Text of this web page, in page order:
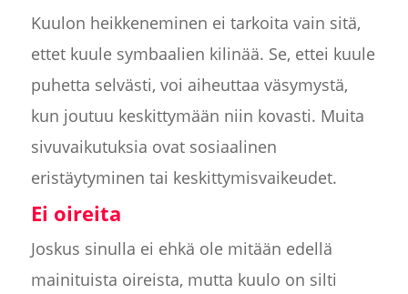
Kuulon heikkeneminen ei tarkoita vain sitä,
ettet kuule symbaalien kilinää. Se, ettei kuule
puhetta selvästi, voi aiheuttaa väsymystä,
kun joutuu keskittymään niin kovasti. Muita
sivuvaikutuksia ovat sosiaalinen
eristäytyminen tai keskittymisvaikeudet.
Ei oireita
Joskus sinulla ei ehkä ole mitään edellä
mainituista oireista, mutta kuulo on silti